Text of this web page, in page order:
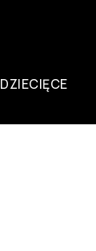
DZIECIĘCE